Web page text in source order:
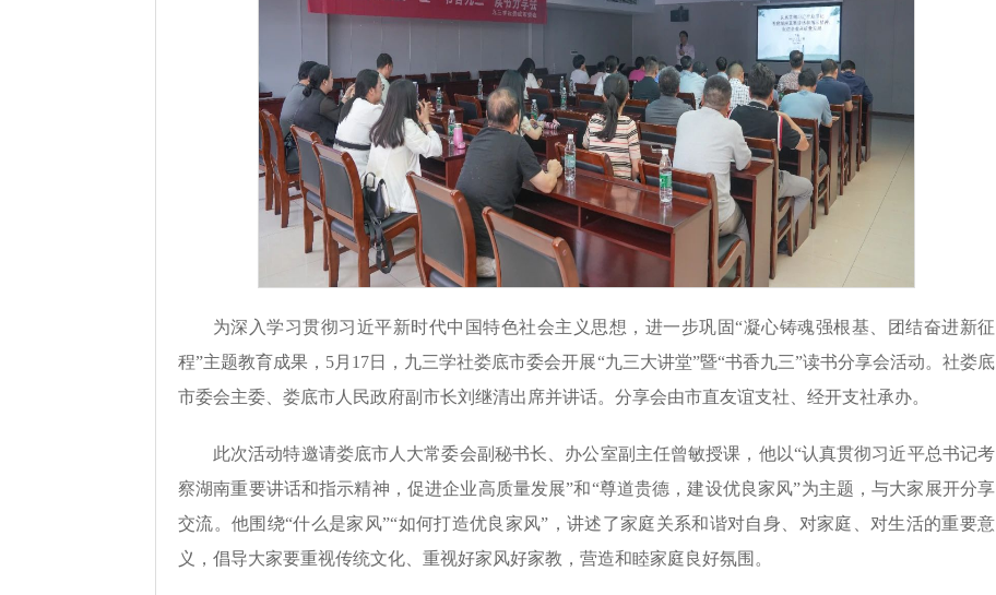
为深入学习贯彻习近平新时代中国特色社会主义思想，进一步巩固“凝心铸魂强根基、团结奋进新征
程”主题教育成果，5月17日，九三学社娄底市委会开展“九三大讲堂”暨“书香九三”读书分享会活动。社娄底
市委会主委、娄底市人民政府副市长刘继清出席并讲话。分享会由市直友谊支社、经开支社承办。
此次活动特邀请娄底市人大常委会副秘书长、办公室副主任曾敏授课，他以“认真贯彻习近平总书记考
察湖南重要讲话和指示精神，促进企业高质量发展”和“尊道贵德，建设优良家风”为主题，与大家展开分享
交流。他围绕“什么是家风”“如何打造优良家风”，讲述了家庭关系和谐对自身、对家庭、对生活的重要意
义，倡导大家要重视传统文化、重视好家风好家教，营造和睦家庭良好氛围。